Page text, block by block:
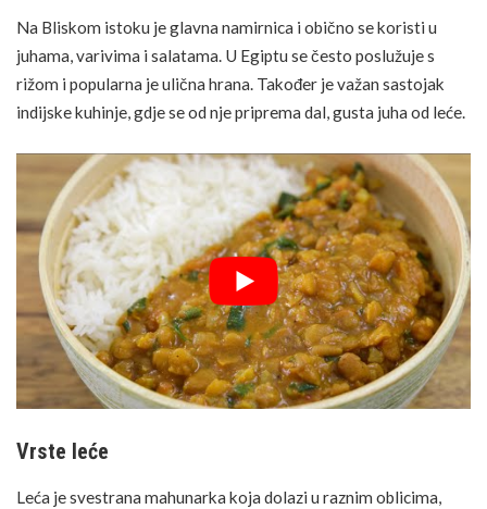
Na Bliskom istoku je glavna namirnica i obično se koristi u
juhama, varivima i salatama. U Egiptu se često poslužuje s
rižom i popularna je ulična hrana. Također je važan sastojak
indijske kuhinje, gdje se od nje priprema dal, gusta juha od leće.
Vrste leće
Leća je svestrana mahunarka koja dolazi u raznim oblicima,